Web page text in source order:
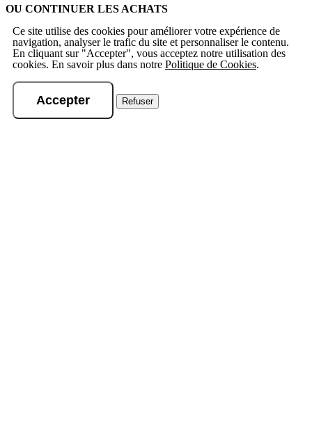
OU CONTINUER LES ACHATS
Ce site utilise des cookies pour améliorer votre expérience de
navigation, analyser le trafic du site et personnaliser le contenu.
En cliquant sur "Accepter", vous acceptez notre utilisation des
cookies. En savoir plus dans notre Politique de Cookies.
Accepter Refuser